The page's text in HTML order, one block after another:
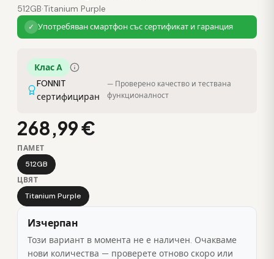
512GB·Titanium Purple
✓ Употребяван смартфон със сертификат и гаранция
Клас A
FONNIT
сертифициран
— Проверено качество и тествана
функционалност
268,99 €
ПАМЕТ
512GB
ЦВЯТ
Titanium Purple
Изчерпан
Този вариант в момента не е наличен. Очакваме
нови количества — проверете отново скоро или